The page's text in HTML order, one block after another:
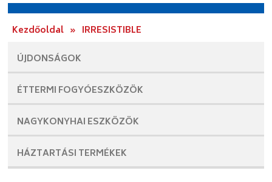
Kezdőoldal » IRRESISTIBLE
ÚJDONSÁGOK
ÉTTERMI FOGYÓESZKÖZÖK
NAGYKONYHAI ESZKÖZÖK
HÁZTARTÁSI TERMÉKEK